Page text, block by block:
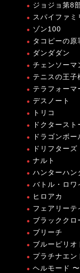
ジョジョ第8
スパイファミ
ゾン100
タコピーの原
ダンダダン
チェンソーマ
テニスの王子
テラフォーマ
デスノート
トリコ
ドクタースト
ドラゴンボー
ドリフターズ
ナルト
ハンターハン
バトル・ロワ
ヒロアカ
フェアリーテ
ブラッククロ
ブリーチ
ブルーピリオ
プラチナエン
ヘルモード